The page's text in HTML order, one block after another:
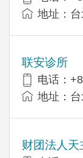
地址：
联安诊所
电话：
地址：
财团法人